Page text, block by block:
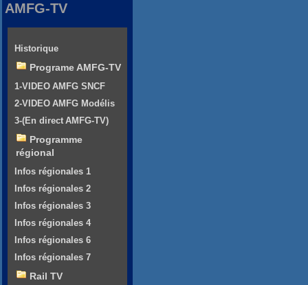
AMFG-TV
Historique
Programe AMFG-TV
1-VIDEO AMFG SNCF
2-VIDEO AMFG Modélis
3-(En direct AMFG-TV)
Programme
régional
Infos régionales 1
Infos régionales 2
Infos régionales 3
Infos régionales 4
Infos régionales 6
Infos régionales 7
Rail TV